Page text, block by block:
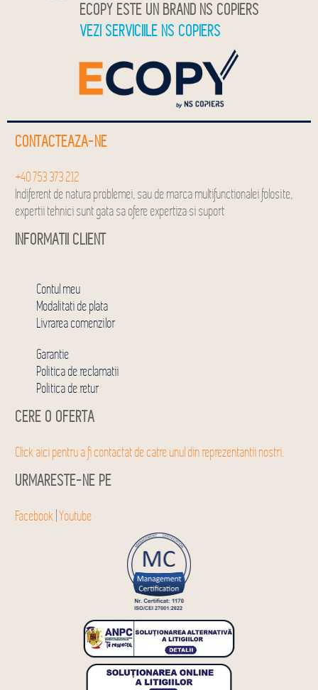
ECOPY ESTE UN BRAND NS COPIERS
VEZI SERVICIILE NS COPIERS
CONTACTEAZA-NE
+40 753 373 212
Indiferent de natura problemei, sau de marca multifunctionalei folosite,
expertii tehnici sunt gata sa ofere expertiza si suport
INFORMATII CLIENT
Contul meu
Modalitati de plata
Livrarea comenzilor
Garantie
Politica de reclamatii
Politica de retur
CERE O OFERTA
Click aici pentru a fi contactat de catre unul din reprezentantii nostri.
URMARESTE-NE PE
Facebook |Youtube